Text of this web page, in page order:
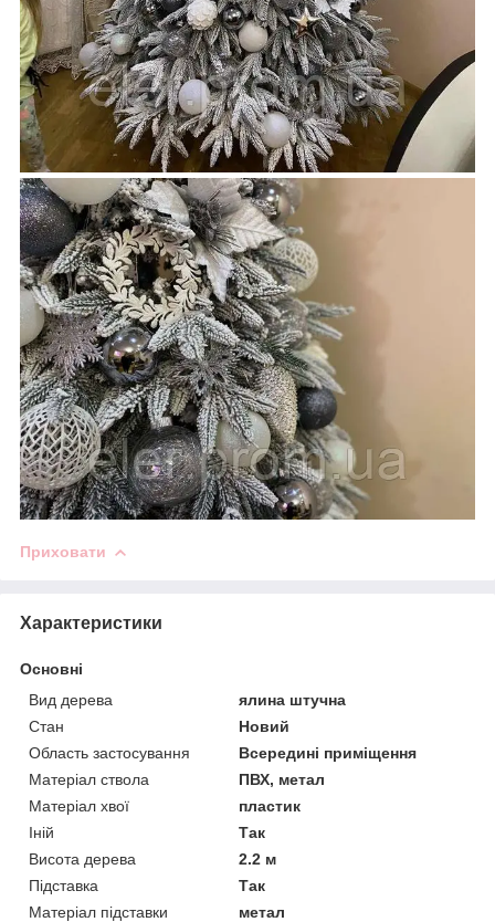
Приховати
Характеристики
Основні
Вид дерева
ялина штучна
Стан
Новий
Область застосування
Всередині приміщення
Матеріал ствола
ПВХ, метал
Матеріал хвої
пластик
Іній
Так
Висота дерева
2.2 м
Підставка
Так
Матеріал підставки
метал